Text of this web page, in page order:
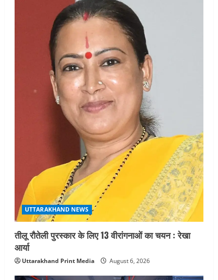
UTTARAKHAND NEWS
तीलू रौतेली पुरस्कार के लिए 13 वीरांगनाओं का चयन : रेखा
आर्या
Uttarakhand Print Media August 6, 2026